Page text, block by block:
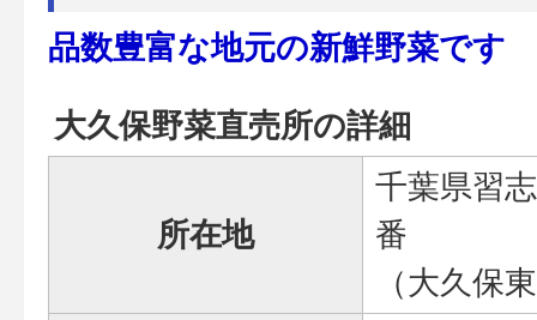
品数豊富な地元の新鮮野菜です
大久保野菜直売所の詳細
所在地
千葉県習
番
（大久保